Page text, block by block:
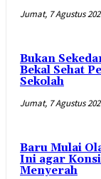
Jumat, 7 Agustus
Bukan
Bekal Sehat
Sekolah
Jumat, 7 Agustus
Baru Mulai
Ini agar
Menyerah